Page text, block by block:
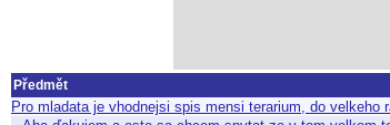
Předmět
Pro mladata je vhodnejsi spis mensi terarium, do velkeho